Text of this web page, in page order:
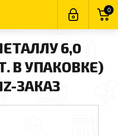
0
6,0
В УПАКОВКЕ)
ЗАКАЗ